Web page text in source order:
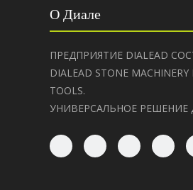
О Диале
ПРЕДПРИЯТИЕ DIALEAD
DIALEAD STONE
TOOLS.
УНИВЕРСАЛЬНОЕ РЕШЕНИЕ